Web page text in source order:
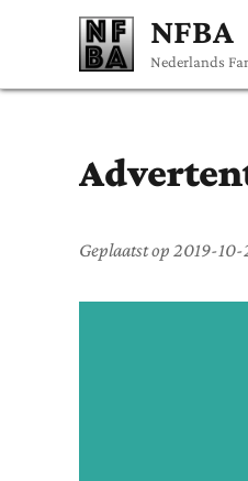
NFBA
Nederlands
Geplaatst op 2019-